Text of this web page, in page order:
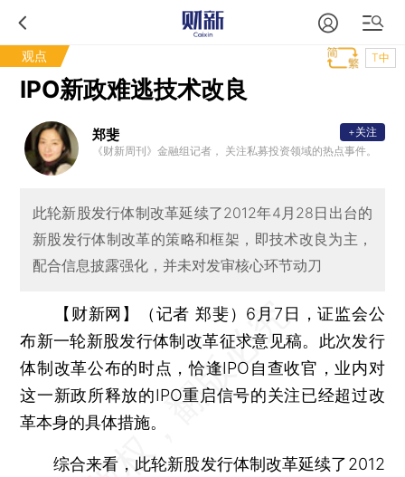
观点 T中
IPO新政难逃技术改良
郑斐
《财新周刊》金融组记者， 关注私募投资领域的热点事件。
+关注
此轮新股发行体制改革延续了2012年4月28日出台的
新股发行体制改革的策略和框架，即技术改良为主，
配合信息披露强化，并未对发审核心环节动刀
【财新网】（记者 郑斐） 6月7日，证监会公
布新一轮新股发行体制改革征求意见稿。此次发行
体制改革公布的时点，恰逢IPO自查收官，业内对
这一新政所释放的IPO重启信号的关注已经超过改
革本身的具体措施。
综合来看，此轮新股发行体制改革延续了2012